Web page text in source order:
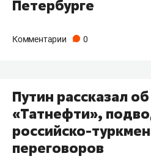
Петербурге
Комментарии 0
Путин рассказал
«Татнефти»,
российско-
переговоров